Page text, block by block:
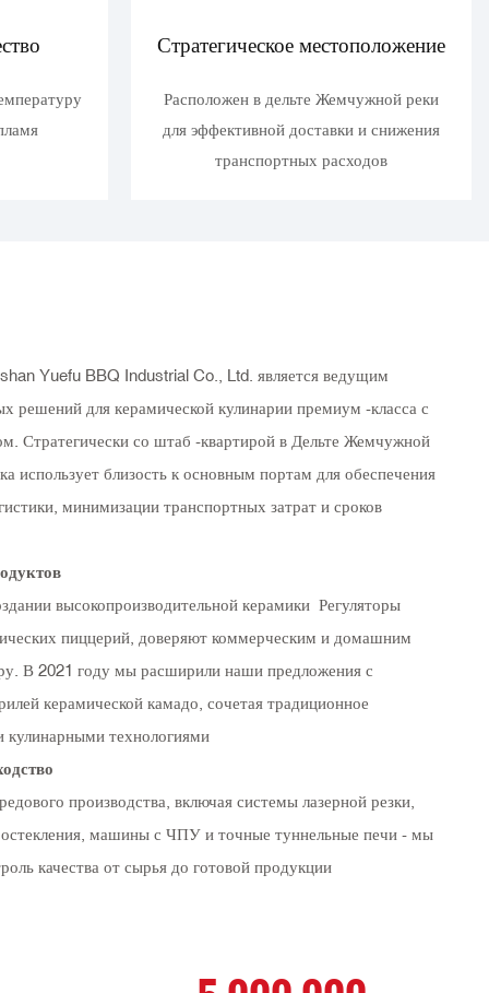
Стратегическое местоположение
Расположен в дельте Жемчужной реки
для эффективной доставки и снижения
транспортных расходов
Yuefu BBQ Industrial Co., Ltd. является ведущим
решений для керамической кулинарии премиум -класса с
Стратегически со штаб -квартирой в Дельте Жемчужной
использует близость к основным портам для обеспечения
минимизации транспортных затрат и сроков
высокопроизводительной керамики Регуляторы
пиццерий, доверяют коммерческим и домашним
В 2021 году мы расширили наши предложения с
керамической камадо, сочетая традиционное
кулинарными технологиями
производства, включая системы лазерной резки,
остекления, машины с ЧПУ и точные туннельные печи - мы
качества от сырья до готовой продукции